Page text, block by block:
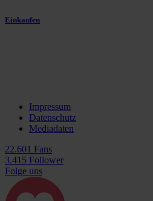
Einkaufen
Impressum
Datenschutz
Mediadaten
22.601 Fans
3.415 Follower
Folge uns